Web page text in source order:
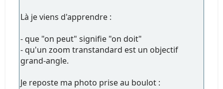
Là je viens d'apprendre :
- que "on peut" signifie "on doit"
- qu'un zoom transtandard est un objectif
grand-angle.
Je reposte ma photo prise au boulot :